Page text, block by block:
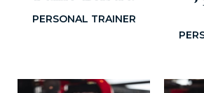
PERSONAL TRAINER